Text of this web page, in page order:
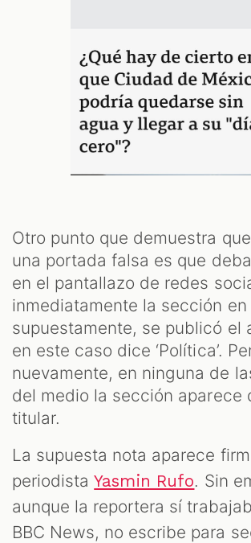
Otro punto que demuestra
una portada falsa es que
en el pantallazo de redes
inmediatamente la sección en
supuestamente, se publicó el
en este caso dice ‘Política’.
nuevamente, en ninguna de
del medio la sección aparece
titular.
La supuesta nota aparece
periodistaYasmin Rufo. Sin
aunque la reportera sí
BBC News, no escribe para